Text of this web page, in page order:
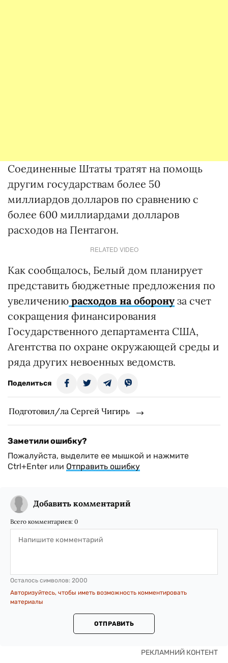
Соединенные Штаты тратят на помощь
другим государствам более 50
миллиардов долларов по сравнению с
более 600 миллиардами долларов
расходов на Пентагон.
RELATED VIDEO
Как сообщалось, Белый дом планирует
представить бюджетные предложения по
увеличению расходов на оборону за счет
сокращения финансирования
Государственного департамента США,
Агентства по охране окружающей среды и
ряда других невоенных ведомств.
Поделиться
Подготовил/ла Сергей Чигирь
Заметили ошибку?
Пожалуйста, выделите ее мышкой и нажмите
Ctrl+Enter или Отправить ошибку
Добавить комментарий
Всего комментариев: 0
Осталось символов: 2000
Авторизуйтесь, чтобы иметь возможность комментировать
материалы
ОТПРАВИТЬ